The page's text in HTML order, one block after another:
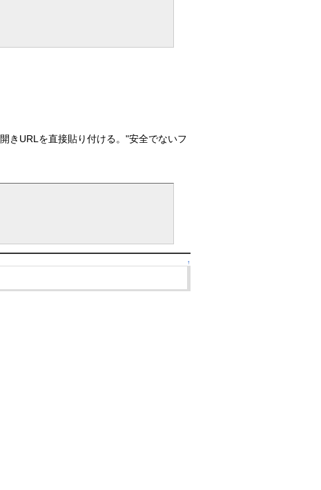
きURLを直接貼り付ける。"安全でないフ
↑